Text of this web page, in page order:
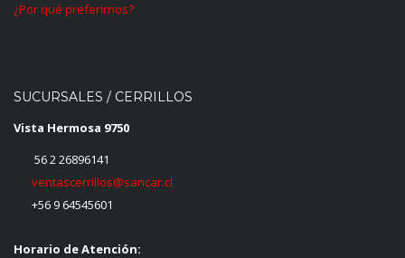
¿Por qué preferirnos?
SUCURSALES / CERRILLOS
Vista Hermosa 9750
56 2 26896141
ventascerrillos@sancar.cl
+56 9 64545601
Horario de Atención: